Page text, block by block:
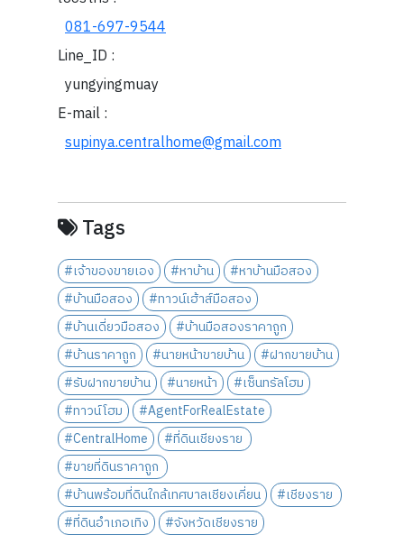
081-697-9544
Line_ID :
yungyingmuay
E-mail :
supinya.centralhome@gmail.com
Tags
#เจ้าของขายเอง #หาบ้าน
#หาบ้านมือสอง
#บ้านมือสอง
#ทาวน์เฮ้าส์มือสอง
#บ้านเดี่ยวมือสอง
#บ้านมือสองราคาถูก
#บ้านราคาถูก
#นายหน้าขายบ้าน
#ฝากขายบ้าน
#รับฝากขายบ้าน
#นายหน้า
#เซ็นทรัลโฮม
#ทาวน์โฮม
#AgentForRealEstate
#CentralHome
#ที่ดินเชียงราย
#ขายที่ดินราคาถูก
#บ้านพร้อมที่ดินใกล้เทศบาลเชียงเคี่ยน
#เชียงราย
#ที่ดินอำเภอเทิง
#จังหวัดเชียงราย